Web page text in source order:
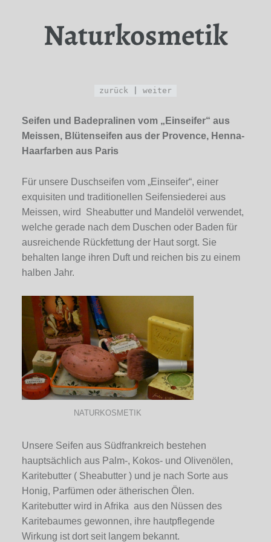
Naturkosmetik
zurück weiter
Seifen und Badepralinen vom „Einseifer“ aus
Meissen, Blütenseifen aus der Provence, Henna-
Haarfarben aus Paris
Für unsere Duschseifen vom „Einseifer“, einer
exquisiten und traditionellen Seifensiederei aus
Meissen, wird Sheabutter und Mandelöl verwendet,
welche gerade nach dem Duschen oder Baden für
ausreichende Rückfettung der Haut sorgt. Sie
behalten lange ihren Duft und reichen bis zu einem
halben Jahr.
NATURKOSMETIK
Unsere Seifen aus Südfrankreich bestehen
hauptsächlich aus Palm-, Kokos- und Olivenölen,
Karitebutter ( Sheabutter ) und je nach Sorte aus
Honig, Parfümen oder ätherischen Ölen.
Karitebutter wird in Afrika aus den Nüssen des
Karitebaumes gewonnen, ihre hautpflegende
Wirkung ist dort seit langem bekannt.